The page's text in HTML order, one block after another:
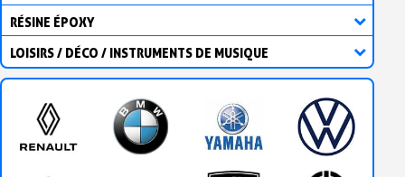
RÉSINE ÉPOXY
LOISIRS / DÉCO / INSTRUMENTS DE MUSIQUE